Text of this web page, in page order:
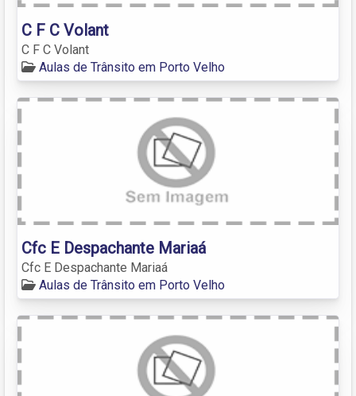
C F C Volant
C F C Volant
Aulas de Trânsito em Porto Velho
Cfc E Despachante Mariaá
Cfc E Despachante Mariaá
Aulas de Trânsito em Porto Velho